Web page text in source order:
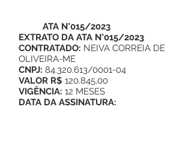
ATA N°015/2023
EXTRATO DA ATA N°015/2023
CONTRATADO: NEIVA CORREIA DE
OLIVEIRA-ME
CNPJ: 84.320.613/0001-04
VALOR R$ 120.845,00
VIGÊNCIA: 12 MESES
DATA DA ASSINATURA: